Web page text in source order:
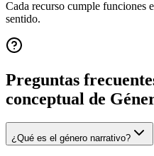
Cada recurso cumple funciones
sentido.
Preguntas
conceptual de
¿Qué es el género narrativo?